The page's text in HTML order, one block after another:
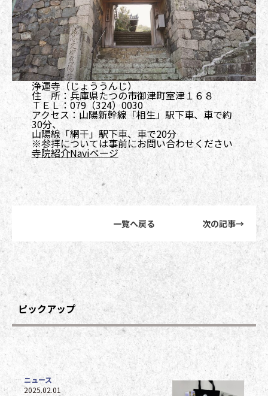
浄運寺（じょううんじ）
住 所：兵庫県たつの市御津町室津１６８
ＴＥＬ：079（324）0030
アクセス：山陽新幹線「相生」駅下車、車で約
30分、
山陽線「網干」駅下車、車で20分
※参拝については事前にお問い合わせください
寺院紹介Naviページ
一覧へ戻る 次の記事→
ピックアップ
ニュース
2025.02.01